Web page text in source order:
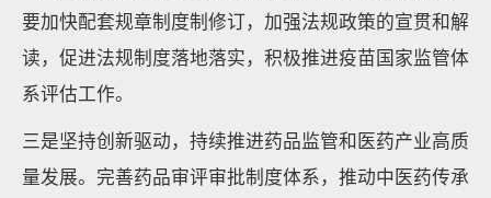
要加快配套规章制度制修订，加强法规政策的宣贯和解
读，促进法规制度落地落实，积极推进疫苗国家监管体
系评估工作。
三是坚持创新驱动，持续推进药品监管和医药产业高质
量发展。完善药品审评审批制度体系，推动中医药传承